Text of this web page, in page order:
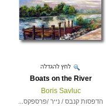
Boats on the River
Boris Savluc
הדפסות קנבס / נייר /פרספקס...